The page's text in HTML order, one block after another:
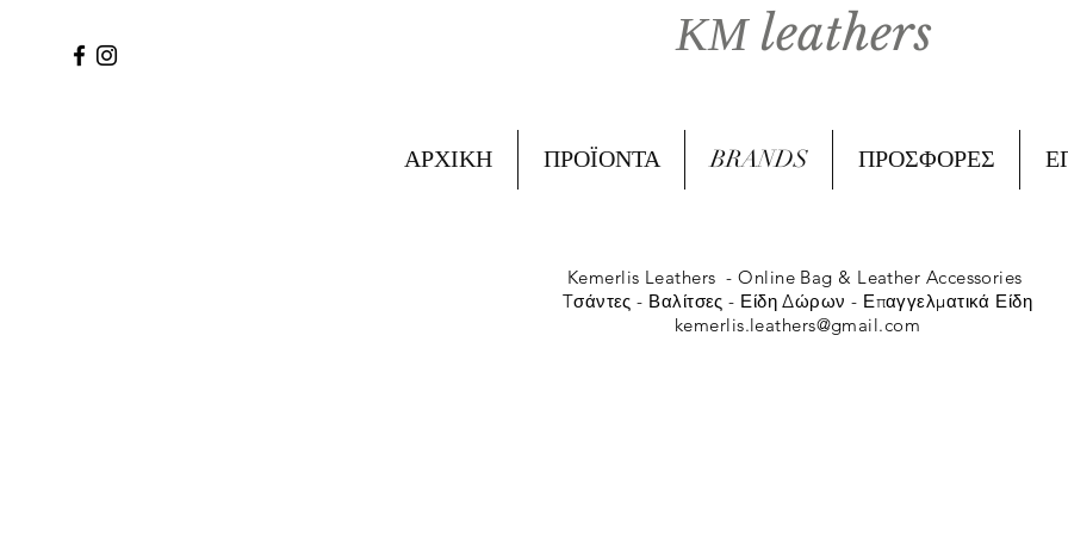
ΚΜ leathers
ΑΡΧΙΚΗ ΠΡΟΪΟΝΤΑ BRANDS ΠΡΟΣΦΟΡΕΣ
Kemerlis Leathers -Online Bag & Leather Accessories
Tσάντες - Βαλίτσες - Είδη Δώρων - Επαγγελματικά Είδη
kemerlis.leathers@gmail.com